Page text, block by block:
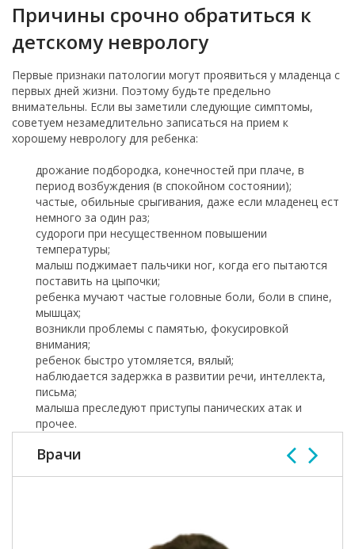
Причины срочно обратиться к
детскому неврологу
Первые признаки патологии могут проявиться у младенца с
первых дней жизни. Поэтому будьте предельно
внимательны. Если вы заметили следующие симптомы,
советуем незамедлительно записаться на прием к
хорошему неврологу для ребенка:
дрожание подбородка, конечностей при плаче, в
период возбуждения (в спокойном состоянии);
частые, обильные срыгивания, даже если младенец ест
немного за один раз;
судороги при несущественном повышении
температуры;
малыш поджимает пальчики ног, когда его пытаются
поставить на цыпочки;
ребенка мучают частые головные боли, боли в спине,
мышцах;
возникли проблемы с памятью, фокусировкой
внимания;
ребенок быстро утомляется, вялый;
наблюдается задержка в развитии речи, интеллекта,
письма;
малыша преследуют приступы панических атак и
прочее.
Врачи